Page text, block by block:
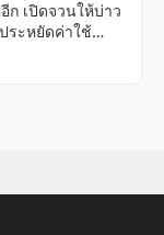
ก เปิดจวนให้บ่าว
ระหยัดค่าใช้